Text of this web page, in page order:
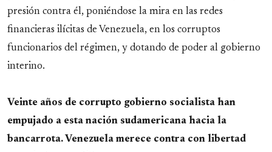
presión contra él, poniéndose la mira en las redes
financieras ilícitas de Venezuela, en los corruptos
funcionarios del régimen, y dotando de poder al gobierno
interino.
Veinte años de corrupto gobierno socialista han
empujado a esta nación sudamericana hacia la
bancarrota. Venezuela merece contra con libertad